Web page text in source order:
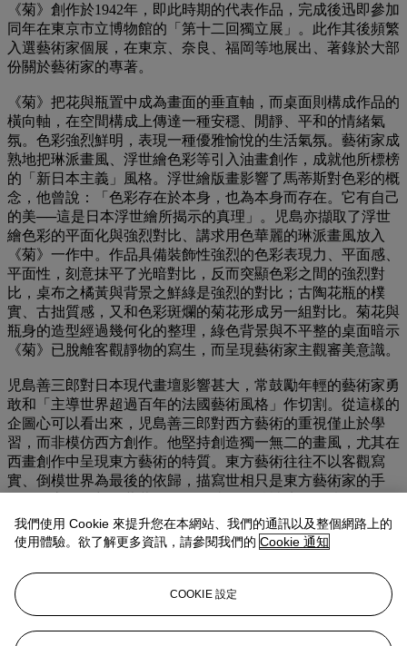
《菊》創作於1942年，即此時期的代表作品，完成後迅即參加
同年在東京市立博物館的「第十二回獨立展」。此作其後頻繁
入選藝術家個展，在東京、奈良、福岡等地展出、著錄於大部
份關於藝術家的專著。
《菊》把花與瓶置中成為畫面的垂直軸，而桌面則構成作品的
橫向軸，在空間構成上傳達一種安穩、閒靜、平和的情緒氣
氛。色彩強烈鮮明，表現一種優雅愉悅的生活氣氛。藝術家成
熟地把琳派畫風、浮世繪色彩等引入油畫創作，成就他所標榜
的「新日本主義」風格。浮世繪版畫影響了馬蒂斯對色彩的概
念，他曾說：「色彩存在於本身，也為本身而存在。它有自己
的美──這是日本浮世繪所揭示的真理」。児島亦擷取了浮世
繪色彩的平面化與強烈對比、講求用色華麗的琳派畫風放入
《菊》一作中。作品具備裝飾性強烈的色彩表現力、平面感、
平面性，刻意抹平了光暗對比，反而突顯色彩之間的強烈對
比，桌布之橘黃與背景之鮮綠是強烈的對比；古陶花瓶的樸
實、古拙質感，又和色彩斑爛的菊花形成另一組對比。菊花與
瓶身的造型經過幾何化的整理，綠色背景與不平整的桌面暗示
《菊》已脫離客觀靜物的寫生，而呈現藝術家主觀審美意識。
児島善三郎對日本現代畫壇影響甚大，常鼓勵年輕的藝術家勇
敢和「主導世界超過百年的法國藝術風格」作切割。從這樣的
企圖心可以看出來，児島善三郎對西方藝術的重視僅止於學
習，而非模仿西方創作。他堅持創造獨一無二的畫風，尤其在
西畫創作中呈現東方藝術的特質。東方藝術往往不以客觀寫
實、倒模世界為最後的依歸，描寫世相只是東方藝術家的手
使觀賞者得到一種精神上的超越和美感體驗，児島氏的創作亦
深具這種東方特徵，著重於表現性和精神意境。《菊》一作即
學元素，把日本色彩藝術、裝飾性風格、甚至是日本古陶藝的
質樸健雅的美感帶入現代油畫創作，是西方油畫日本化、亞洲
化的成功範例，成為當時亞洲畫壇的濫觴及代表類型，無怪乎
児島在日本本土被譽為「日本油彩畫之創造者」。
我們使用 Cookie 來提升您在本網站、我們的通訊以及整個網路上的
使用體驗。欲了解更多資訊，請參閱我們的 Cookie 通知
COOKIE 設定